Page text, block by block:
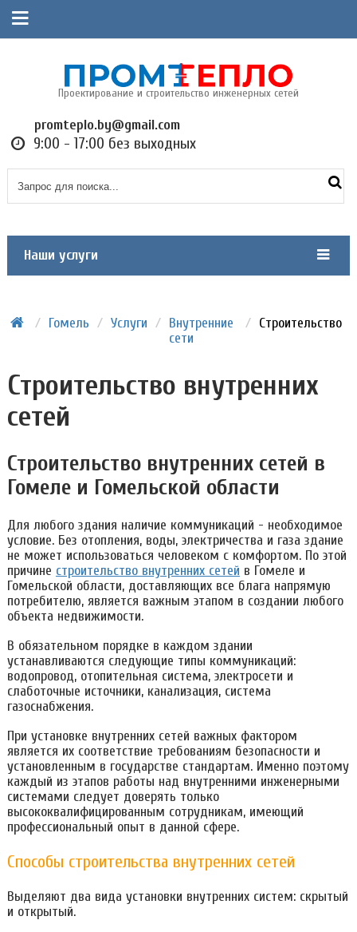
Проектирование и строительство инженерных сетей
promteplo.by@gmail.com
9:00 - 17:00 без выходных
Наши услуги
/ Гомель / Услуги / Внутренние
сети
/ Строительство
Строительство внутренних
сетей
Строительство внутренних сетей в
Гомеле и Гомельской области
Для любого здания наличие коммуникаций - необходимое
условие. Без отопления, воды, электричества и газа здание
не может использоваться человеком с комфортом. По этой
причине строительство внутренних сетей в Гомеле и
Гомельской области, доставляющих все блага напрямую
потребителю, является важным этапом в создании любого
объекта недвижимости.
В обязательном порядке в каждом здании
устанавливаются следующие типы коммуникаций:
водопровод, отопительная система, электросети и
слаботочные источники, канализация, система
газоснабжения.
При установке внутренних сетей важных фактором
является их соответствие требованиям безопасности и
установленным в государстве стандартам. Именно поэтому
каждый из этапов работы над внутренними инженерными
системами следует доверять только
высококвалифицированным сотрудникам, имеющий
профессиональный опыт в данной сфере.
Способы строительства внутренних сетей
Выделяют два вида установки внутренних систем: скрытый
и открытый.